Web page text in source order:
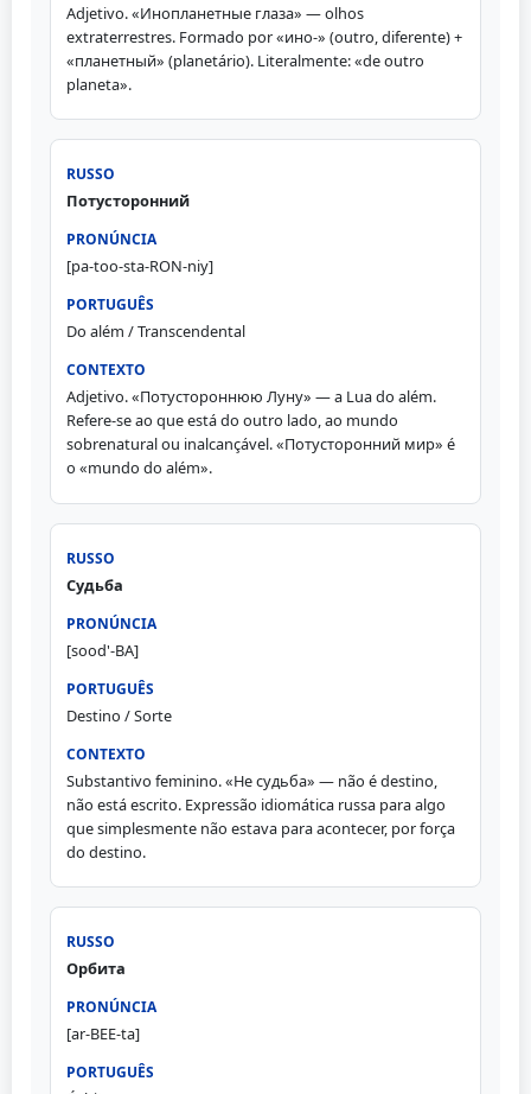
Adjetivo. «Инопланетные глаза» — olhos
extraterrestres. Formado por «ино-» (outro, diferente) +
«планетный» (planetário). Literalmente: «de outro
planeta».
Потусторонний
[pa-too-sta-RON-niy]
Do além / Transcendental
Adjetivo. «Потустороннюю Луну» — a Lua do além.
Refere-se ao que está do outro lado, ao mundo
sobrenatural ou inalcançável. «Потусторонний мир» é
o «mundo do além».
Судьба
[sood'-BA]
Destino / Sorte
Substantivo feminino. «Не судьба» — não é destino,
não está escrito. Expressão idiomática russa para algo
que simplesmente não estava para acontecer, por força
do destino.
Орбита
[ar-BEE-ta]